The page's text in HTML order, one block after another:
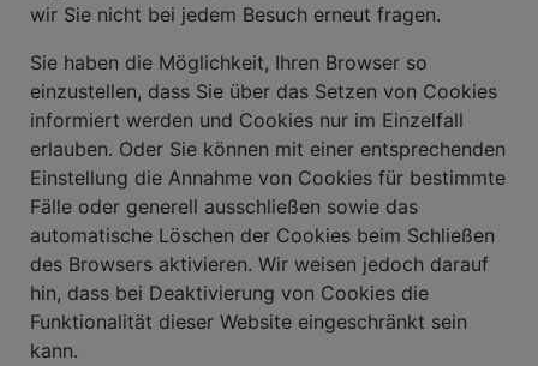
wir Sie nicht bei jedem Besuch erneut fragen.
Sie haben die Möglichkeit, Ihren Browser so
einzustellen, dass Sie über das Setzen von Cookies
informiert werden und Cookies nur im Einzelfall
erlauben. Oder Sie können mit einer entsprechenden
Einstellung die Annahme von Cookies für bestimmte
Fälle oder generell ausschließen sowie das
automatische Löschen der Cookies beim Schließen
des Browsers aktivieren. Wir weisen jedoch darauf
hin, dass bei Deaktivierung von Cookies die
Funktionalität dieser Website eingeschränkt sein
kann.